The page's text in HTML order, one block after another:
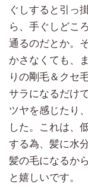
ぐしすると引っ
ら、手ぐしどこ
通るのだとか。
かさなくても、
りの剛毛＆クセ
サラになるだけ
ツヤを感じたり
した。これは、
する為、髪に水
髪の毛になるか
と嬉しいです。